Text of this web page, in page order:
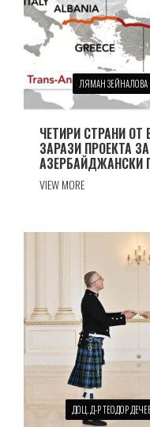
ЛЯМАН ЗЕЙНАЛОВА
ЧЕТИРИ СТРАНИ
ЗАРАЗИ ПРОЕКТА
АЗЕРБАЙДЖАНСКИ
VIEW MORE
ДОЦ. Д-Р ТЕОДОР